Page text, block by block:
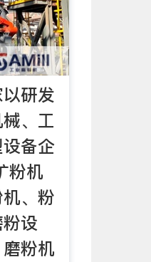
研发
、工
备企
粉机
、粉
设
粉机